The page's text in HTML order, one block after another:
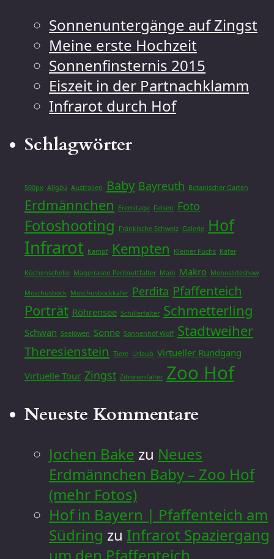
Sonnenuntergänge auf Zingst
Meine erste Hochzeit
Sonnenfinsternis 2015
Eiszeit in der Partnachklamm
Infrarot durch Hof
Schlagwörter
500px Allgäu Australien Baby Bayreuth Botanischer Garten
Erdmännchen Eremitage Felsen Foto
Fotoshooting Fränkische Schweiz Galerie Hof
Infrarot Kampf Kempten Kleiner Fuchs Käfer
Küchenschelle Magerrasen Perlmuttfalter Main Makro Monoslideshow
Moschusbock Moschusbockkäfer Perdita Pfaffenteich
Porträt Röhrensee Schillerfalter Schmetterling
Schwan Seelöwen Sonne Sonnenhof Wolf Stadtweiher
Theresienstein Tiere Urlaub Virtueller Rundgang
Virtuelle Tour Zingst Zitronenfalter Zoo Hof
Neueste Kommentare
Jochen Bake zu Neues
Erdmännchen Baby – Zoo Hof
(mehr Fotos)
Hof in Bayern | Pfaffenteich am
Südring zu Infrarot Spaziergang